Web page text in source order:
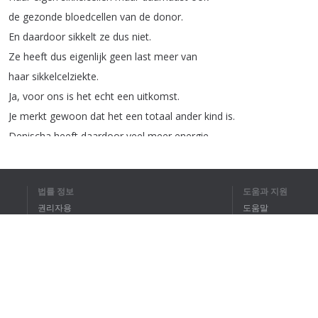
de gezonde bloedcellen van de donor.
En daardoor sikkelt ze dus niet.
Ze heeft dus eigenlijk geen last meer van
haar sikkelcelziekte.
Ja, voor ons is het echt een uitkomst.
Je merkt gewoon dat het een totaal ander kind is.
Denischa heeft daardoor veel meer energie
heel dankbaar
doneren.
법률 정보
권리자용
도움과 지원
도움말